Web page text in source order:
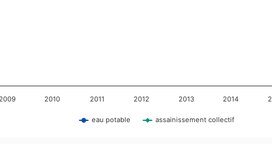
eau potable assainissement collectif
2010 2011 2012 2013 2014